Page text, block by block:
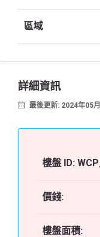
區域
詳細資訊
最後更新: 2024年05
樓盤 ID:
價錢:
樓盤面積: